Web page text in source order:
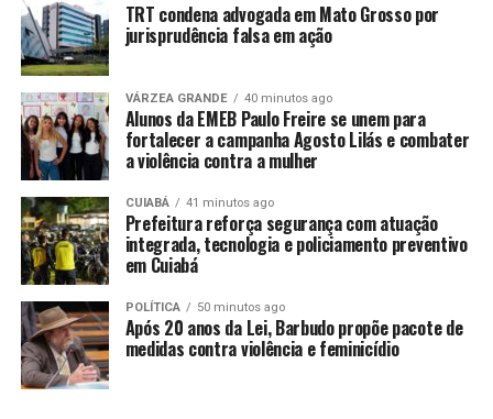
(PL) promoverá uma audiência no Senado Federal, que
deverá contar com a presença da Associação dos
Produtores de Soja e Milho de Mato Grosso (Aprosoja-
MT) e de empresas que atuam no setor.
“Serão convidados todos aqueles que são impactados
pela moratória da soja, incluindo vereadores e a
Assembleia Legislativa, representada pelo presidente
Max Russi, e haverá um grande debate sobre essa
legislação. Depois, o ministro Flávio Dino fará uma
audiência de conciliação. Então, nós estamos na
expectativa de que o estado de Mato Grosso possa
avançar e acabar de uma vez por todas com essa
moratória da soja, que tanto prejudica os produtores
mato-grossenses”, disse, em suas redes sociais.
TRT condena advogada em Mato Grosso por
jurisprudência falsa em ação
VÁRZEA GRANDE 40 minutos ago
Alunos da EMEB Paulo Freire se unem para
fortalecer a campanha Agosto Lilás e combater
a violência contra a mulher
CUIABÁ 41 minutos ago
Prefeitura reforça segurança com atuação
integrada, tecnologia e policiamento preventivo
em Cuiabá
POLÍTICA 50 minutos ago
Após 20 anos da Lei, Barbudo propõe pacote de
medidas contra violência e feminicídio